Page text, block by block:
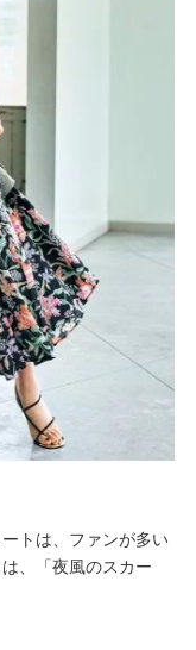
トは、ファンが多い
、「夜風のスカー